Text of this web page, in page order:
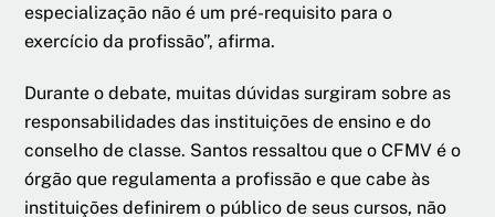
especialização não é um pré-requisito para o
exercício da profissão”, afirma.
Durante o debate, muitas dúvidas surgiram sobre as
responsabilidades das instituições de ensino e do
conselho de classe. Santos ressaltou que o CFMV é o
órgão que regulamenta a profissão e que cabe às
instituições definirem o público de seus cursos, não